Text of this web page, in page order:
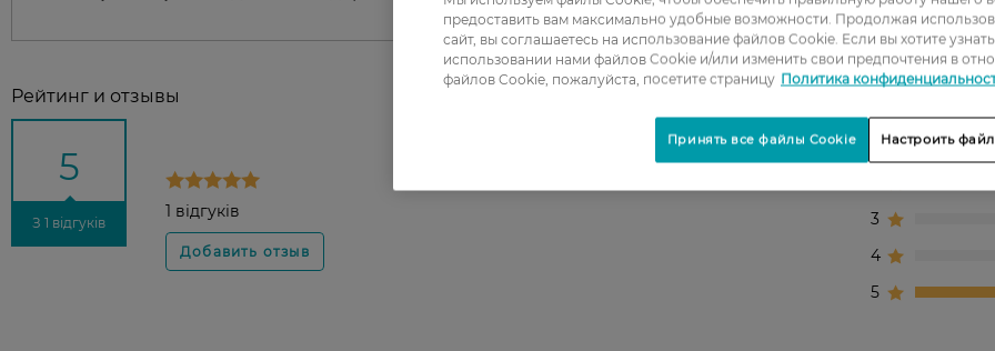
Рейтинг и отзывы
5
З 1 відгуків
1 відгуків
3
4
5
предоставить вам максимально удобные возможности. Продолжая
сайт, вы соглашаетесь на использование файлов Cookie. Если вы хотите
использовании нами файлов Cookie и/или изменить свои предпочтения в
файлов Cookie, пожалуйста, посетите страницу Политика
Настроить
Принять все файлы Cookie